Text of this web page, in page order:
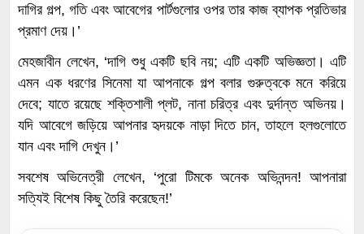
দাগির গল্প, গতি এবং আবেগের পার্টগুলোর ওপর তার কাজ ব্যাপক প্রতিভার
প্রমাণ দেয়।’
মেহজাবীন লেখেন, ‘দাগি শুধু একটি ছবি নয়; এটি একটি অভিজ্ঞতা। এটি
এমন এক ধরণের সিনেমা যা আপনাকে গল্প বলার গুরুত্বকে মনে করিয়ে
দেবে; যাতে রয়েছে শক্তিশালী প্লট, নানা চরিত্র এবং দুর্দান্ত অভিনয়।
যদি আবেগে জড়িয়ে আপনার হৃদয়কে নাড়া দিতে চান, তাহলে হলগুলোতে
যান এবং দাগি দেখুন।’
সবশেষ অভিনেত্রী লেখেন, ‘পুরো টিমকে অনেক অভিনন্দন! আপনারা
সত্যিই বিশেষ কিছু তৈরি করেছেন!’